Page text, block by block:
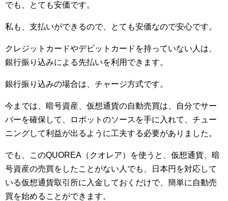
でも、とても安価です。
私も、支払いができるので、とても安価なので安心です。
クレジットカードやデビットカードを持っていない人は、
銀行振り込みによる先払いを利用できます。
銀行振り込みの場合は、チャージ方式です。
今までは、暗号資産、仮想通貨の自動売買は、自分でサー
バーを確保して、ロボットのソースを手に入れて、チュー
ニングして利益が出るように工夫する必要がありました。
でも、このQUOREA（クオレア）を使うと、仮想通貨、暗
号資産の売買をしたことがない人でも、日本円を対応して
いる仮想通貨取引所に入金しておくだけで、簡単に自動売
買を始めることができます。